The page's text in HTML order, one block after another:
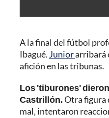
A la final del fútbol
Ibagué. Juniorarribará
afición en las tribunas.
Los 'tiburones'
Castrillón.Otra figura
mal, intentaron